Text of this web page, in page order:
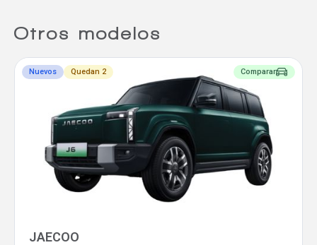
Otros modelos
Nuevos Quedan 2 Comparar
JAECOO
Comparador